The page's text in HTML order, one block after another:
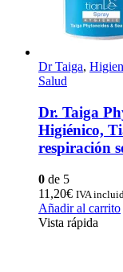
Dr Taiga,
Salud
Dr. Taiga
Higiénico,
respiración
0 de 5
11,20€ IVA
Añadir al carrito
Vista rápida